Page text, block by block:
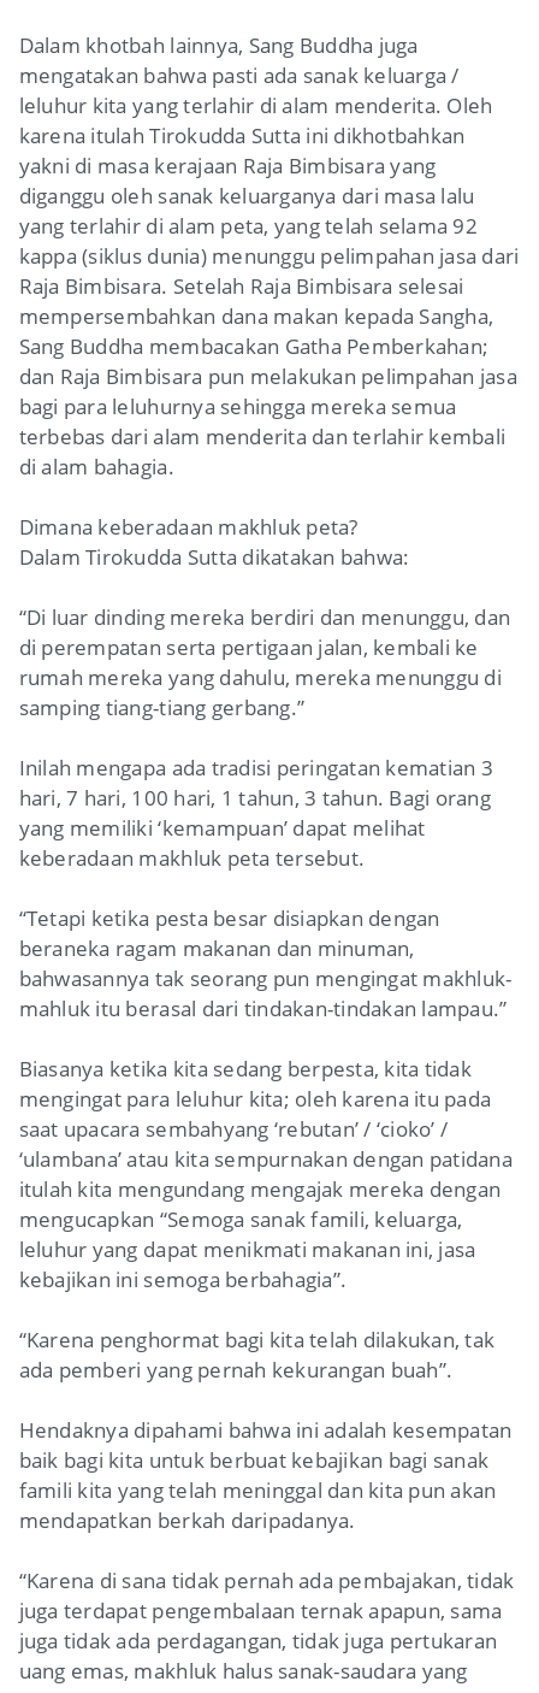
Dalam khotbah lainnya, Sang Buddha juga
mengatakan bahwa pasti ada sanak keluarga /
leluhur kita yang terlahir di alam menderita. Oleh
karena itulah Tirokudda Sutta ini dikhotbahkan
yakni di masa kerajaan Raja Bimbisara yang
diganggu oleh sanak keluarganya dari masa lalu
yang terlahir di alam peta, yang telah selama 92
kappa (siklus dunia) menunggu pelimpahan jasa dari
Raja Bimbisara. Setelah Raja Bimbisara selesai
mempersembahkan dana makan kepada Sangha,
Sang Buddha membacakan Gatha Pemberkahan;
dan Raja Bimbisara pun melakukan pelimpahan jasa
bagi para leluhurnya sehingga mereka semua
terbebas dari alam menderita dan terlahir kembali
di alam bahagia.
Dimana keberadaan makhluk peta?
Dalam Tirokudda Sutta dikatakan bahwa:
“Di luar dinding mereka berdiri dan menunggu, dan
di perempatan serta pertigaan jalan, kembali ke
rumah mereka yang dahulu, mereka menunggu di
samping tiang-tiang gerbang.”
Inilah mengapa ada tradisi peringatan kematian 3
hari, 7 hari, 100 hari, 1 tahun, 3 tahun. Bagi orang
yang memiliki ‘kemampuan’ dapat melihat
keberadaan makhluk peta tersebut.
“Tetapi ketika pesta besar disiapkan dengan
beraneka ragam makanan dan minuman,
bahwasannya tak seorang pun mengingat makhluk-
mahluk itu berasal dari tindakan-tindakan lampau.”
Biasanya ketika kita sedang berpesta, kita tidak
mengingat para leluhur kita; oleh karena itu pada
saat upacara sembahyang ‘rebutan’ / ‘cioko’ /
‘ulambana’ atau kita sempurnakan dengan patidana
itulah kita mengundang mengajak mereka dengan
mengucapkan “Semoga sanak famili, keluarga,
leluhur yang dapat menikmati makanan ini, jasa
kebajikan ini semoga berbahagia”.
“Karena penghormat bagi kita telah dilakukan, tak
ada pemberi yang pernah kekurangan buah”.
Hendaknya dipahami bahwa ini adalah kesempatan
baik bagi kita untuk berbuat kebajikan bagi sanak
famili kita yang telah meninggal dan kita pun akan
mendapatkan berkah daripadanya.
“Karena di sana tidak pernah ada pembajakan, tidak
juga terdapat pengembalaan ternak apapun, sama
juga tidak ada perdagangan, tidak juga pertukaran
uang emas, makhluk halus sanak-saudara yang